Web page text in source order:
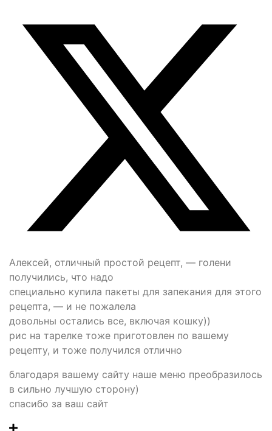
Алексей, отличный простой рецепт, — голени
получились, что надо
специально купила пакеты для запекания для этого
рецепта, — и не пожалела
довольны остались все, включая кошку))
рис на тарелке тоже приготовлен по вашему
рецепту, и тоже получился отлично
благодаря вашему сайту наше меню преобразилось
в сильно лучшую сторону)
спасибо за ваш сайт